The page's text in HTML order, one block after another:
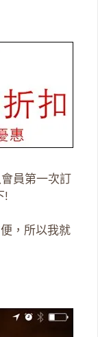
員第一次訂
!
，所以我就